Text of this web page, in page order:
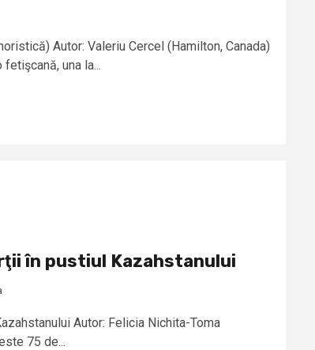
Autor: Valeriu Cercel (Hamilton, Canada)
una la...
în pustiul Kazahstanului
Autor: Felicia Nichita-Toma
75 de...